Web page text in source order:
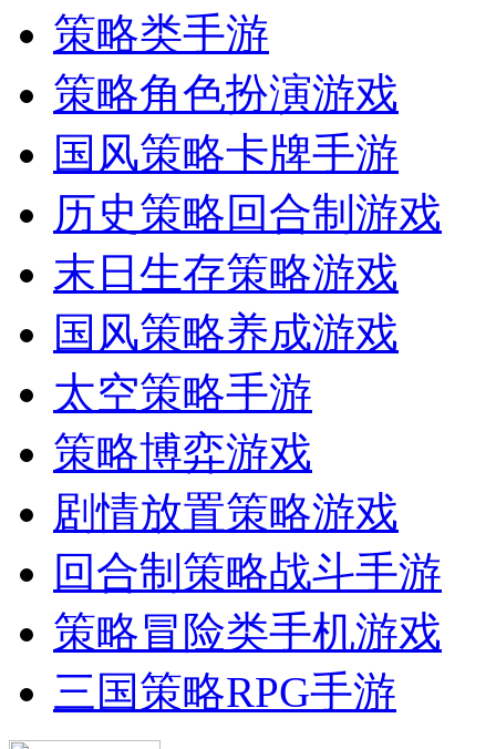
策略类手游
策略角色扮演游戏
国风策略卡牌手游
历史策略回合制游戏
末日生存策略游戏
国风策略养成游戏
太空策略手游
策略博弈游戏
剧情放置策略游戏
回合制策略战斗手游
策略冒险类手机游戏
三国策略RPG手游